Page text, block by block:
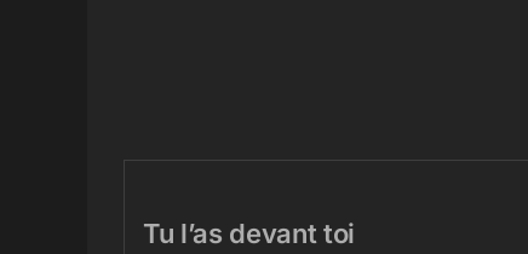
Tu l’as devant toi